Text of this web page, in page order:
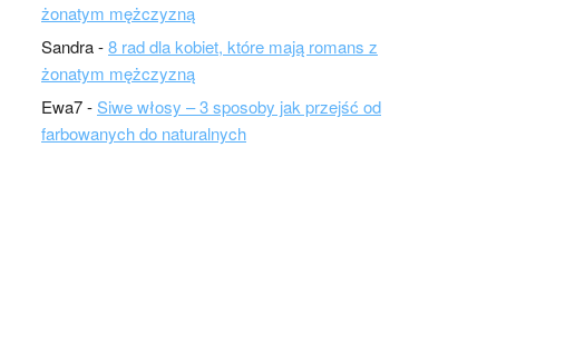
żonatym mężczyzną
Sandra-8 rad dla kobiet, które mają romans z
żonatym mężczyzną
Ewa7-Siwe włosy – 3 sposoby jak przejść od
farbowanych do naturalnych